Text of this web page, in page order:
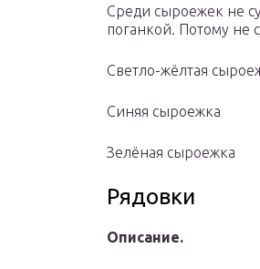
Среди сыроежек не
поганкой. Потому не
Светло-жёлтая
Синяя сыроежка
Зелёная сыроежка
Рядовки
Описание.